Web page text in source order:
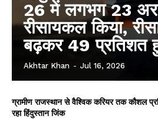
26 में लगभग 23
रीसायकल किया,
बढ़कर 49 प्रतिशत
Akhtar Khan - Jul 16, 2026
ग्रामीण राजस्थान से वैश्विक करियर तक कौशल
रहा हिंदुस्तान जिंक